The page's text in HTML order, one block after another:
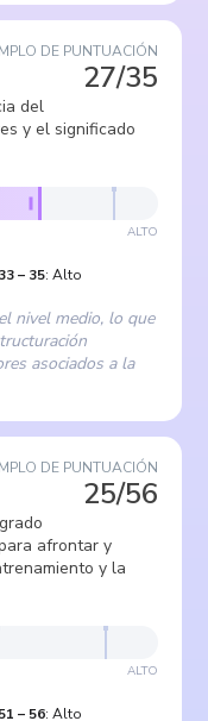
DE PUNTUACIÓN
27/35
del
y el significado
ALTO
33– 35: Alto
nivel medio, lo que
asociados a la
DE PUNTUACIÓN
25/56
afrontar y
y la
ALTO
51 – 56: Alto